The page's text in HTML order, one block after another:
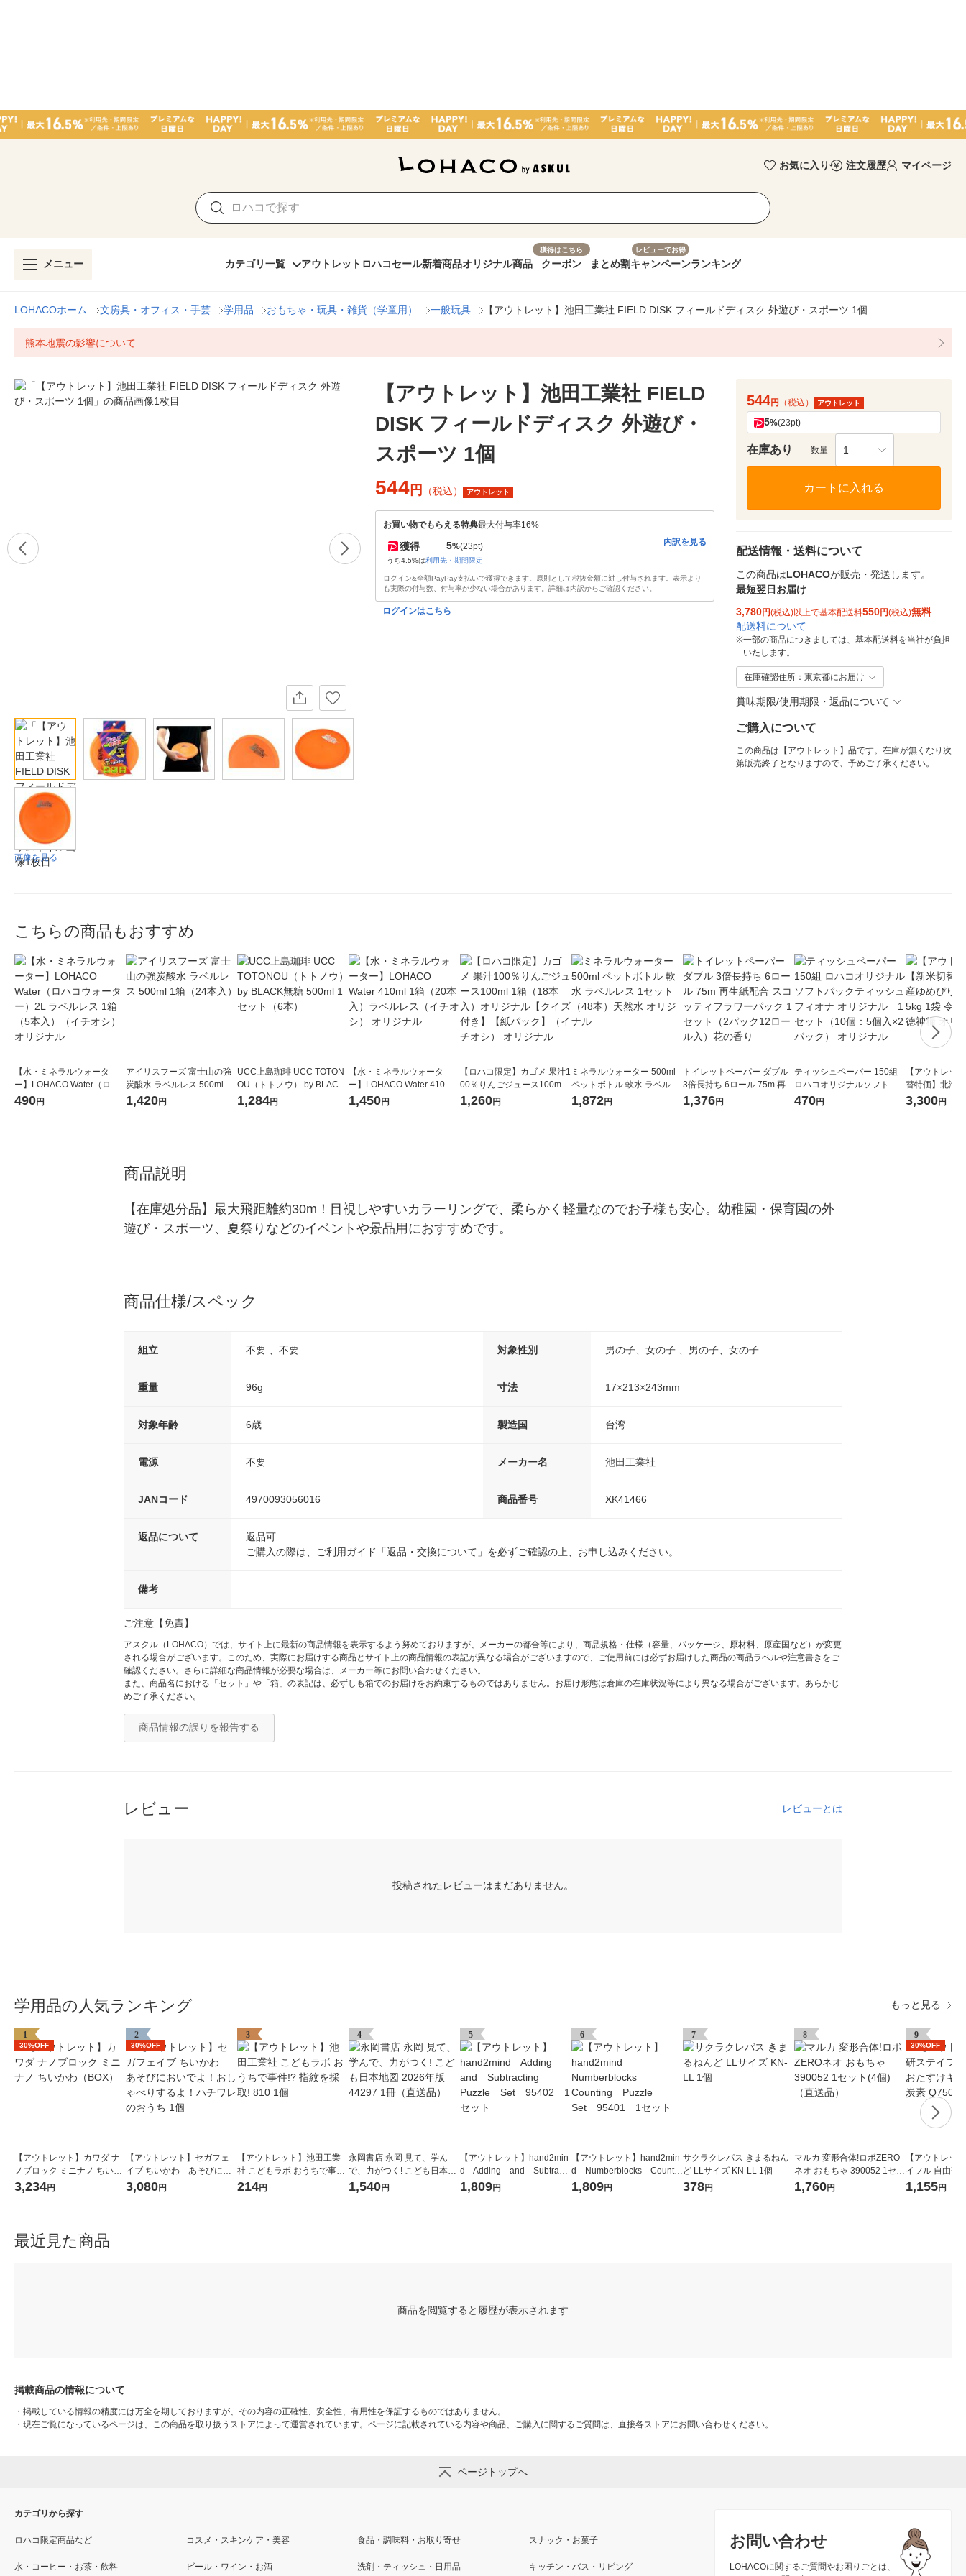
お気に入り 注文履歴 マイページ
メニュー カテゴリ一覧 アウトレット ロハコセール新着商品オリジナル商品
獲得はこちら
クーポン まとめ割
レビューでお得
キャンペーンランキング
LOHACOホーム 文房具・オフィス・手芸 学用品 おもちゃ・玩具・雑貨（学童用） 一般玩具 【アウトレット】池田工業社 FIELD DISK フィールドディスク 外遊び・スポーツ 1個
熊本地震の影響について
画像を見る
【アウトレット】池田工業社 FIELD
DISK フィールドディスク 外遊び・
スポーツ 1個
544 円 （税込） アウトレット
お買い物でもらえる特典最大付与率16%
獲得 5%(23pt)
うち4.5%は利用先・期間限定
内訳を見る
ログイン&全額PayPay支払いで獲得できます。原則として税抜金額に対し付与されます。表示より
も実際の付与数、付与率が少ない場合があります。詳細は内訳からご確認ください。
ログインはこちら
544円 （税込） アウトレット
5%(23pt)
在庫あり 数量 1
カートに入れる
配送情報・送料について
この商品はLOHACOが販売・発送します。
最短翌日お届け
3,780円(税込)以上で基本配送料550円(税込)無料
配送料について
※一部の商品につきましては、基本配送料を当社が負担
いたします。
在庫確認住所：東京都にお届け
賞味期限/使用期限・返品について
ご購入について
この商品は【アウトレット】品です。在庫が無くなり次
第販売終了となりますので、予めご了承ください。
こちらの商品もおすすめ
【水・ミネラルウォータ
ー】LOHACO Water（ロハ
コウォーター）2L ラベルレ
490円
アイリスフーズ 富士山の強
炭酸水 ラベルレス 500ml 1
箱（24本入）
1,420円
UCC上島珈琲 UCC TOTON
OU（トトノウ） by BLACK
無糖 500ml 1セット（6本）
1,284円
【水・ミネラルウォータ
ー】LOHACO Water 410ml
1箱（20本入）ラベルレス
（イチオシ） オリジナル
1,450円
【ロハコ限定】カゴメ 果汁1
00％りんごジュース100ml 1
箱（18本入）オリジナル
【クイズ付き】【紙パッ
1,260円
ミネラルウォーター 500ml
ペットボトル 軟水 ラベルレ
ス 1セット（48本）天然水
オリジナル
1,872円
トイレットペーパー ダブル
3倍長持ち 6ロール 75m 再生
紙配合 スコッティフラワー
パック 1セット（2パック12
1,376円
ティッシュペーパー 150組
ロハコオリジナルソフトパ
ックティッシュ フィオナ オ
470円
【アウトレッ
替特価】北海
か 無洗米 5kg
米 木徳神糧 オ
3,300円
商品説明
【在庫処分品】最大飛距離約30m！目視しやすいカラーリングで、柔らかく軽量なのでお子様も安心。幼稚園・保育園の外
遊び・スポーツ、夏祭りなどのイベントや景品用におすすめです。
商品仕様/スペック
組立 不要 、不要 対象性別 男の子、女の子 、男の子、女の子
重量 96g 寸法 17×213×243mm
対象年齢 6歳 製造国 台湾
電源 不要 メーカー名 池田工業社
JANコード 4970093056016 商品番号 XK41466
返品について
返品可
ご購入の際は、ご利用ガイド「返品・交換について」を必ずご確認の上、お申し込みください。
備考
ご注意【免責】
アスクル（LOHACO）では、サイト上に最新の商品情報を表示するよう努めておりますが、メーカーの都合等により、商品規格・仕様（容量、パッケージ、原材料、原産国など）が変更
される場合がございます。このため、実際にお届けする商品とサイト上の商品情報の表記が異なる場合がございますので、ご使用前には必ずお届けした商品の商品ラベルや注意書きをご
確認ください。さらに詳細な商品情報が必要な場合は、メーカー等にお問い合わせください。
また、商品名における「セット」や「箱」の表記は、必ずしも箱でのお届けをお約束するものではありません。お届け形態は倉庫の在庫状況等により異なる場合がございます。あらかじ
めご了承ください。
商品情報の誤りを報告する
レビュー レビューとは
投稿されたレビューはまだありません。
学用品の人気ランキング もっと見る
1
30%OFF
【アウトレット】カワダ ナ
ノブロック ミニナノ ちいか
わ（BOX）
3,234円
2
30%OFF
【アウトレット】セガフェ
イブ ちいかわ あそびにお
いでよ！おしゃべりする
よ！ハチワレのおうち 1個
3,080円
3
【アウトレット】池田工業
社 こどもラボ おうちで事
件!? 指紋を採取! 810 1個
214円
4
永岡書店 永岡 見て、学ん
で、力がつく! こども日本地
図 2026年版 44297 1冊（直
送品）
1,540円
5
【アウトレット】hand2min
d Adding and Subtracti
ng Puzzle Set 95402
1セット
1,809円
6
【アウトレット】hand2min
d Numberblocks Countin
g Puzzle Set 95401 1
セット
1,809円
7
サクラクレパス きまるねん
ど LLサイズ KN-LL 1個
378円
8
マルカ 変形合体!ロボZERO
ネオ おもちゃ 390052 1セッ
ト(4個)（直送品）
1,760円
9
30%OFF
【アウトレッ
イフル 自由研
ット 二酸化
1個
1,155円
最近見た商品
商品を閲覧すると履歴が表示されます
掲載商品の情報について
・ 掲載している情報の精度には万全を期しておりますが、その内容の正確性、安全性、有用性を保証するものではありません。
・ 現在ご覧になっているページは、この商品を取り扱うストアによって運営されています。ページに記載されている内容や商品、ご購入に関するご質問は、直接各ストアにお問い合わせください。
ページトップへ
お問い合わせ
LOHACOに関するご質問やお困りごとは、
カテゴリから探す
ロハコ限定商品など コスメ・スキンケア・美容 食品・調味料・お取り寄せ スナック・お菓子
水・コーヒー・お茶・飲料 ビール・ワイン・お酒 洗剤・ティッシュ・日用品 キッチン・バス・リビング